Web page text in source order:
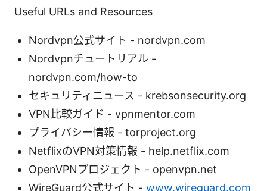
Useful URLs and Resources
Nordvpn公式サイト - nordvpn.com
Nordvpnチュートリアル -
nordvpn.com/how-to
セキュリティニュース - krebsonsecurity.org
VPN比較ガイド - vpnmentor.com
プライバシー情報 - torproject.org
NetflixのVPN対策情報 - help.netflix.com
OpenVPNプロジェクト - openvpn.net
WireGuard公式サイト - www.wireguard.com